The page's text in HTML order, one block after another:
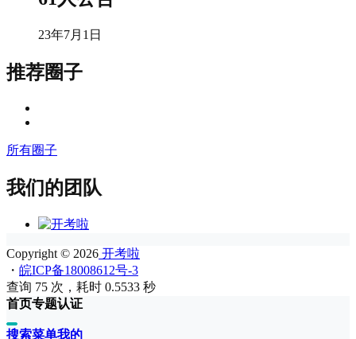
23年7月1日
推荐圈子
所有圈子
我们的团队
Copyright © 2026 开考啦
・ 皖ICP备18008612号-3
查询 75 次，耗时 0.5533 秒
首页专题认证
搜索菜单我的